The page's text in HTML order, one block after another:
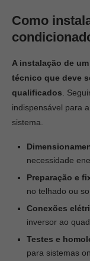
Como
A instalação de
técnico que deve
qualificados .
indispensável para
sistema.
necessidade
Preparação e
no telhado ou
Conexões
inversor ao
Testes e
para sistemas